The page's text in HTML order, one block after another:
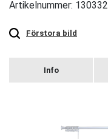
Artikelnummer: 130332
Förstora bild
zoom